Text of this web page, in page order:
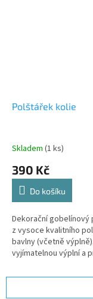
Polštářek kolie
Skladem (1 ks)
390 Kč
Do košíku
Dekorační gobelínový
z vysoce kvalitního
bavlny (včetně
vyjímatelnou výplní a